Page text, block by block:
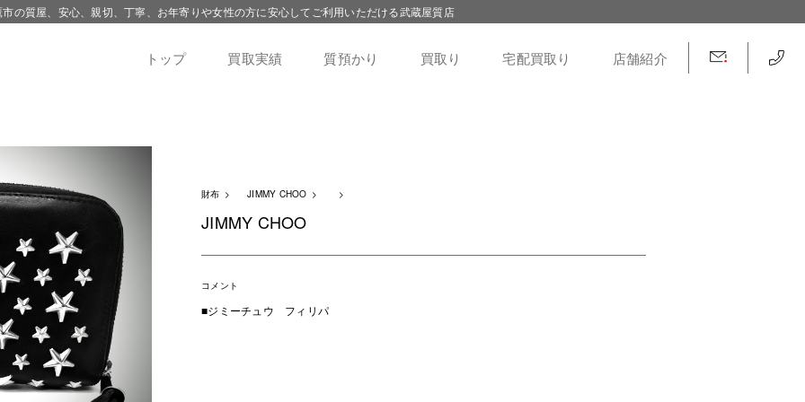
の質屋、安心、親切、丁寧、お年寄りや女性の方に安心してご利用いただける武蔵屋質店
トップ 買取実績 質預かり 買取り 宅配買取り 店舗紹介
財布 JIMMY CHOO
JIMMY CHOO
コメント
■ジミーチュウ フィリパ